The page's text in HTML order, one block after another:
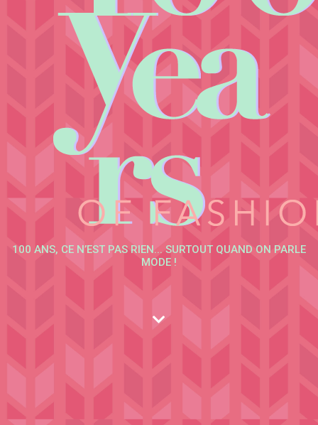
100 ANS, CE N’EST PAS RIEN... SURTOUT QUAND ON PARLE
MODE !